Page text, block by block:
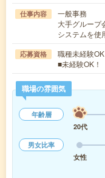
仕事内容
一般事務
大手グループ
システムを
応募資格
職種未経験
■未経験OK！
職場の雰囲気
年齢層
20代
男女比率
女性